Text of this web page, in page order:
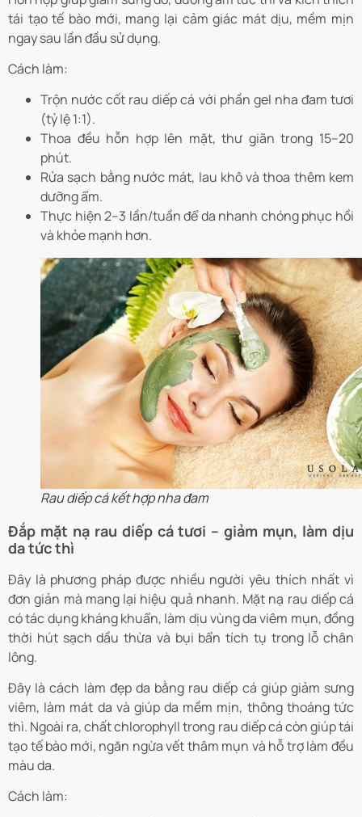
tái tạo tế bào mới, mang lại cảm giác mát dịu, mềm mịn
ngay sau lần đầu sử dụng.
Cách làm:
Trộn nước cốt rau diếp cá với phần gel nha đam tươi
(tỷ lệ 1:1).
Thoa đều hỗn hợp lên mặt, thư giãn trong 15–20
phút.
Rửa sạch bằng nước mát, lau khô và thoa thêm kem
dưỡng ẩm.
Thực hiện 2–3 lần/tuần để da nhanh chóng phục hồi
và khỏe mạnh hơn.
Rau diếp cá kết hợp nha đam
Đắp mặt nạ rau diếp cá tươi – giảm mụn, làm dịu
da tức thì
Đây là phương pháp được nhiều người yêu thích nhất vì
đơn giản mà mang lại hiệu quả nhanh. Mặt nạ rau diếp cá
có tác dụng kháng khuẩn, làm dịu vùng da viêm mụn, đồng
thời hút sạch dầu thừa và bụi bẩn tích tụ trong lỗ chân
lông.
Đây là cách làm đẹp da bằng rau diếp cá giúp giảm sưng
viêm, làm mát da và giúp da mềm mịn, thông thoáng tức
thì. Ngoài ra, chất chlorophyll trong rau diếp cá còn giúp tái
tạo tế bào mới, ngăn ngừa vết thâm mụn và hỗ trợ làm đều
màu da.
Cách làm: